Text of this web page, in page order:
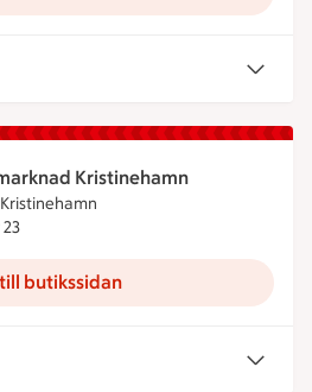
Kristinehamn
Kristinehamn är öppen nu,
butikssidan